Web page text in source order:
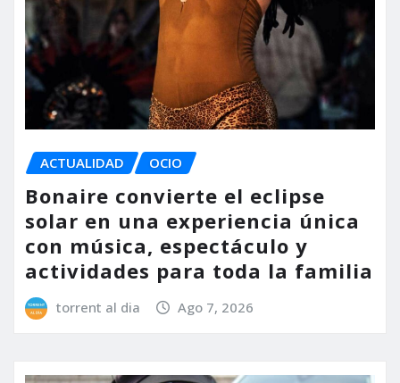
ACTUALIDAD OCIO
Bonaire convierte el eclipse
solar en una experiencia única
con música, espectáculo y
actividades para toda la familia
torrent al dia Ago 7, 2026